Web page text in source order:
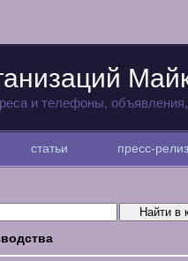
и телефоны,
статьи пресс-